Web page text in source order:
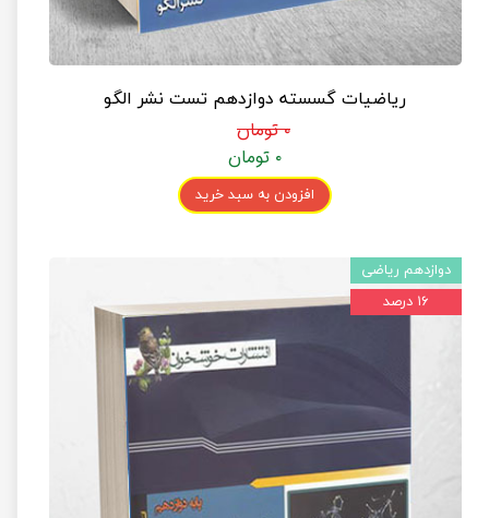
ریاضیات گسسته دوازدهم تست نشر الگو
۰ تومان
۰ تومان
افزودن به سبد خرید
دوازدهم ریاضی
۱۶ درصد